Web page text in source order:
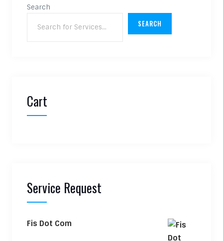
Search
SEARCH
Cart
Service Request
Fis Dot Com